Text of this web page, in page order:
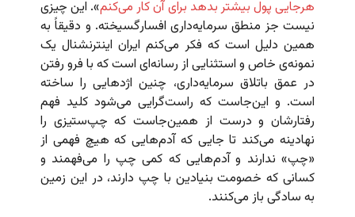
هرجایی پول بیشتر بدهد برای‌ آن کار می‌کنم». این چیزی
نیست جز منطق سرمایه‌داری افسارگسیخته. و دقیقاً به
همین دلیل است که فکر می‌کنم ایران اینترنشنال یک
نمونه‌ی خاص و استثنایی از رسانه‌ای است که با فرو رفتن
در عمق باتلاق سرمایه‌داری، چنین اژدهایی را ساخته
است. و این‌جاست که راست‌گرایی می‌شود کلید فهم
رفتارشان و درست از همین‌جاست که چپ‌ستیزی را
نهادینه می‌کند تا جایی که آدم‌هایی که هیچ فهمی از
«چپ» ندارند و آدم‌هایی که کمی چپ را می‌فهمند و
کسانی که خصومت بنیادین با چپ دارند، در این زمین
به سادگی باز می‌کنند.